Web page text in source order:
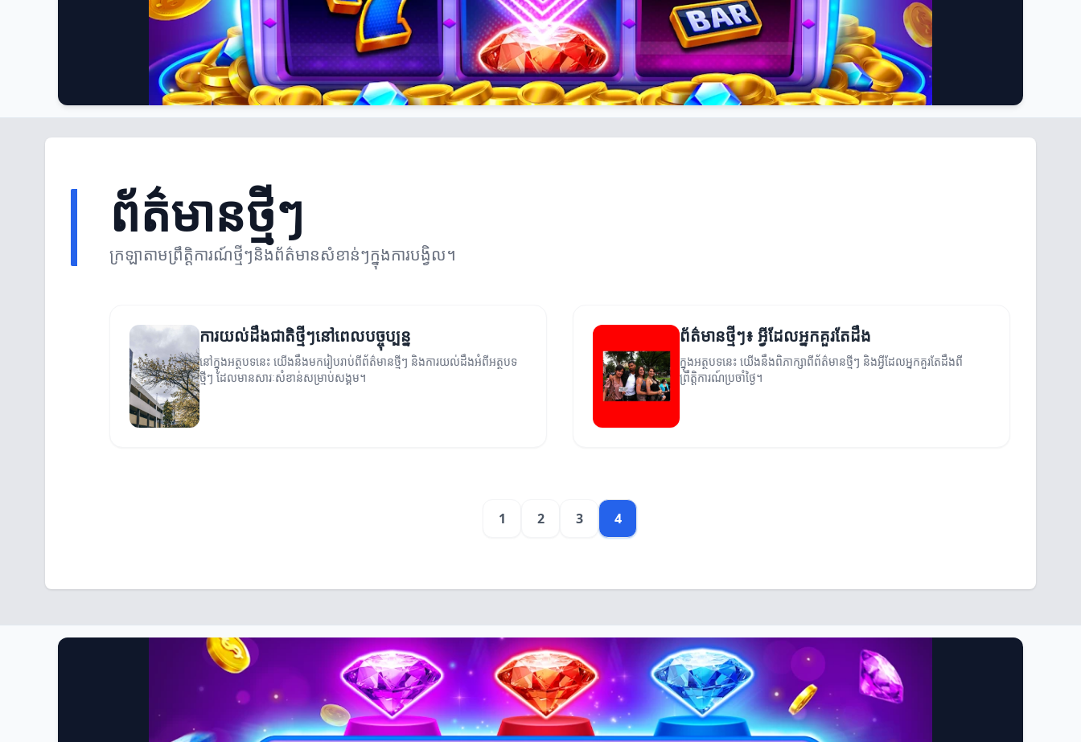
ព័ត៌មានថ្មីៗ
ក្រឡា​តាមព្រឹត្តិការណ៍ថ្មីៗនិងព័ត៌មានសំខាន់ៗក្នុងការបង្វិល។
ការយល់ដឹងជាតិថ្មីៗនៅពេលបច្ចុប្បន្ន
នៅក្នុងអត្ថបទនេះ យើងនឹងមករៀបរាប់ពីព័ត៌មានថ្មីៗ និងការយល់ដឹងអំពីអត្ថបទ
ថ្មីៗ ដែលមានសារៈសំខាន់សម្រាប់សង្គម។
ព័ត៌មានថ្មីៗ៖ អ្វីដែលអ្នកគួរតែដឹង
ក្នុងអត្ថបទនេះ យើងនឹងពិភាក្សាពីព័ត៌មានថ្មីៗ និងអ្វីដែលអ្នកគួរតែដឹងពី
ព្រឹត្តិការណ៍ប្រចាំថ្ងៃ។
1 2 3 4